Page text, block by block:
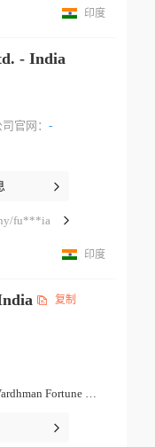
印度
- India
司官网： -
fu***ia
印度
复制
No. 159, First Floor, Vardhman Fortune Mall, Near Hans Cinema, Gt Karnal Road Industrial Area New Delhi Delhi